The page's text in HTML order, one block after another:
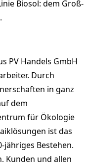
Biosol: dem Groß-
PV Handels GmbH
Durch
in ganz
dem
für Ökologie
ist das
jähriges Bestehen.
Kunden und allen